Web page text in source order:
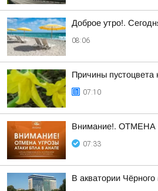
Доброе утро!.
08:06
Причины пустоцвета
07:10
Внимание!.
07:33
В акватории